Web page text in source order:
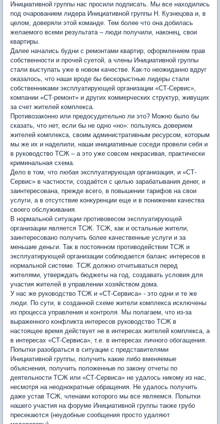
Инициативной группы нас просили подписать. Мы все находились
под очарованием лидера Инициативной группы Н. Кузнецова и, в
целом, доверяли этой команде. Тем более что она добилась
желаемого всеми результата – люди получили, наконец, свои
квартиры.
Далее начались будни с ремонтами квартир, оформлением прав
собственности и прочей суетой, а члены Инициативной группы
стали выступать уже в новом качестве. Как-то неожиданно вдруг
оказалось, что наши вроде бы бескорыстные лидеры стали
собственниками эксплуатирующей организации «СТ-Сервис»,
компании «СТ-ремонт» и других коммерческих структур, живущих
за счет жителей комплекса.
Противозаконно или предосудительно ли это? Можно было бы
сказать, что нет, если бы не одно «но»: пользуясь доверием
жителей комплекса, своим административным ресурсом, которым
мы же их и наделили, наши инициативные соседи провели себя и
в руководство ТСЖ – а это уже совсем некрасивая, практически
криминальная схема.
Дело в том, что любая эксплуатирующая организация, и «СТ-
Сервис» в частности, создаётся с целью зарабатывания денег, и
заинтересована, прежде всего, в повышении тарифов на свои
услуги, а в отсутствие конкуренции еще и в понижении качества
своего обслуживания.
В нормальной ситуации противовесом эксплуатирующей
организации является ТСЖ. ТСЖ, как и остальные жители,
заинтересовано получить более качественные услуги и за
меньшие деньги. Так в постоянном противодействии ТСЖ и
эксплуатирующей организации соблюдается баланс интересов в
нормальной системе. ТСЖ должно отчитываться перед
жителями, утверждать бюджеты на год, создавать условия для
участия жителей в управлении хозяйством дома.
У нас же руководство ТСЖ и «СТ-Сервиса» - это одни и те же
люди. По сути, в созданной схеме жители комплекса исключены
из процесса управления и контроля. Мы полагаем, что из-за
выраженного конфликта интересов руководство ТСЖ в
настоящее время действует не в интересах жителей комплекса, а
в интересах «СТ-Сервиса», т.е. в интересах личного обогащения.
Попытки разобраться в ситуации с представителями
Инициативной группы, получить какие либо вменяемые
объяснения, получить положенные по закону отчеты по
деятельности ТСЖ или «СТ-Сервиса» не удалось никому из нас,
несмотря на неоднократные обращения. Не удалось получить
даже устав ТСЖ, членами которого мы все являемся. Попытки
нашего участия на форуме Инициативной группы также грубо
пресекаются (неудобные сообщения просто удаляют